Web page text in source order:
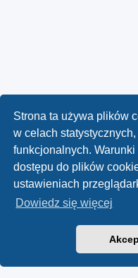
Strona ta używa plików
w celach
funkcjonalnych.
dostępu do plików
ustawieniach
Dowiedz się więcej